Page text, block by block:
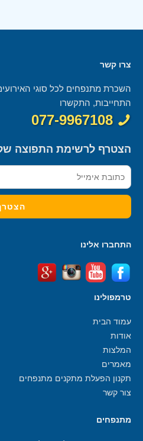
צרו קשר
השכרת מתנפחים לכל סוגי
התחייבות, התקשרו
077-9967108
הצטרף לרשימת התפוצה
התחברו אלינו
טרמפולינו
עמוד הבית
אודות
המלצות
מאמרים
תקנון הפעלת מתקנים מתנפחים
צור קשר
מתנפחים